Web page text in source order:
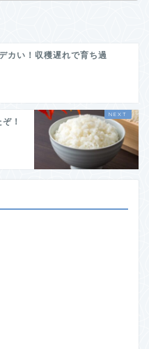
カい！収穫遅れで育ち過
！